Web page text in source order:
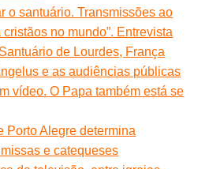
o santuário. Transmissões ao
no mundo”. Entrevista
de Lourdes, França
e as audiências públicas
vídeo. O Papa também está se
Porto Alegre determina
e catequeses